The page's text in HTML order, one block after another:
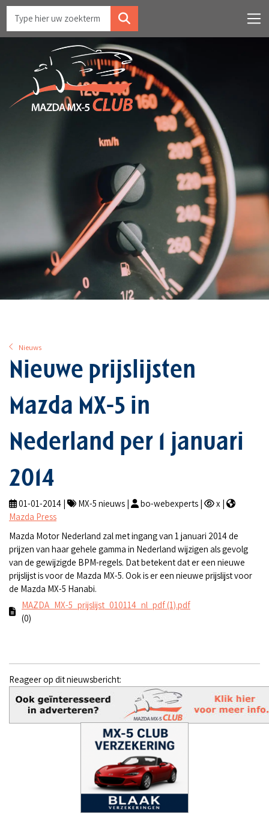
Nieuws
Nieuwe prijslijsten
Mazda MX-5 in
Nederland per 1 januari
2014
01-01-2014 | MX-5 nieuws | bo-webexperts |
x |
Mazda Press
Mazda Motor Nederland zal met ingang van 1 januari 2014 de
prijzen van haar gehele gamma in Nederland wijzigen als gevolg
van de gewijzigde BPM-regels. Dat betekent dat er een nieuwe
prijslijst is voor de Mazda MX-5. Ook is er een nieuwe prijslijst voor
de Mazda MX-5 Hanabi.
MAZDA_MX-5_prijslijst_010114_nl_pdf (1).pdf
(0)
Reageer op dit nieuwsbericht: